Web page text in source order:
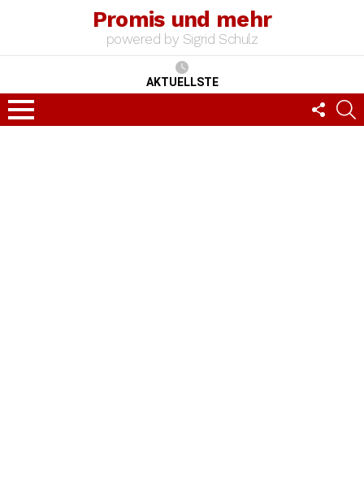
Promis und mehr
powered by Sigrid Schulz
AKTUELLSTE
Menu
US